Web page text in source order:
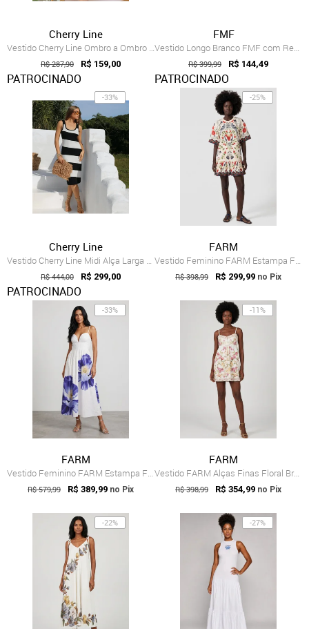
Cherry Line
Vestido Cherry Line Ombro a Ombro Cigani...
R$ 287,90 R$ 159,00
PATROCINADO
FMF
Vestido Longo Branco FMF com Renda Boho ...
R$ 399,99 R$ 144,49
PATROCINADO
-33%
Cherry Line
Vestido Cherry Line Midi Alça Larga Litr...
R$ 444,00 R$ 299,00
PATROCINADO
-25%
FARM
Vestido Feminino FARM Estampa Floral Branco
R$ 398,99 R$ 299,99 no Pix
-33%
FARM
Vestido Feminino FARM Estampa Floral Branco
R$ 579,99 R$ 389,99 no Pix
-11%
FARM
Vestido FARM Alças Finas Floral Branco
R$ 398,99 R$ 354,99 no Pix
-22% -27%